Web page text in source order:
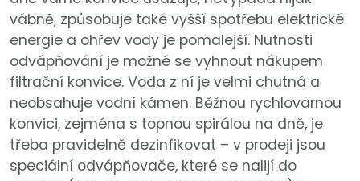
vábně, způsobuje také vyšší spotřebu elektrické
energie a ohřev vody je pomalejší. Nutnosti
odvápňování je možné se vyhnout nákupem
filtrační konvice. Voda z ní je velmi chutná a
neobsahuje vodní kámen. Běžnou rychlovarnou
konvici, zejména s topnou spirálou na dně, je
třeba pravidelně dezinfikovat – v prodeji jsou
speciální odvápňovače, které se nalijí do